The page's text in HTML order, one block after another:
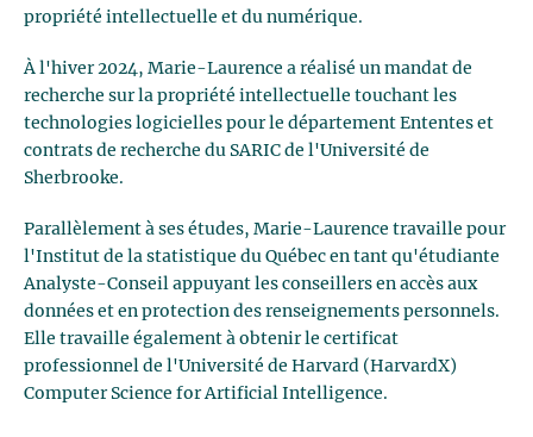
propriété intellectuelle et du numérique.
À l'hiver 2024, Marie-Laurence a réalisé un mandat de
recherche sur la propriété intellectuelle touchant les
technologies logicielles pour le département Ententes et
contrats de recherche du SARIC de l'Université de
Sherbrooke.
Parallèlement à ses études, Marie-Laurence travaille pour
l'Institut de la statistique du Québec en tant qu'étudiante
Analyste-Conseil appuyant les conseillers en accès aux
données et en protection des renseignements personnels.
Elle travaille également à obtenir le certificat
professionnel de l'Université de Harvard (HarvardX)
Computer Science for Artificial Intelligence.